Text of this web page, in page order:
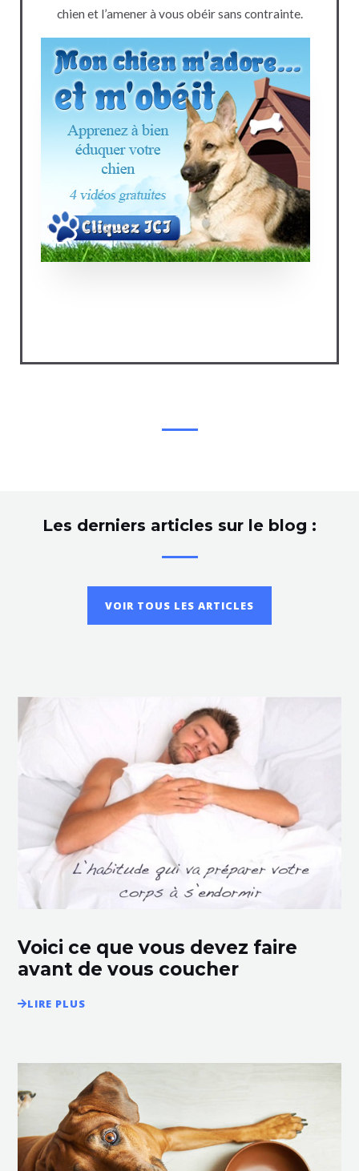
chien et l’amener à vous obéir sans contrainte.
Les derniers articles sur le blog :
VOIR TOUS LES ARTICLES
Voici ce que vous devez faire
avant de vous coucher
LIRE PLUS